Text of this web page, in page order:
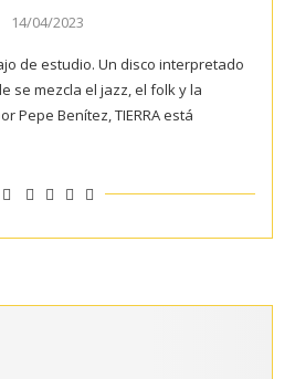
14/04/2023
de estudio. Un disco interpretado
se mezcla el jazz, el folk y la
Pepe Benítez, TIERRA está